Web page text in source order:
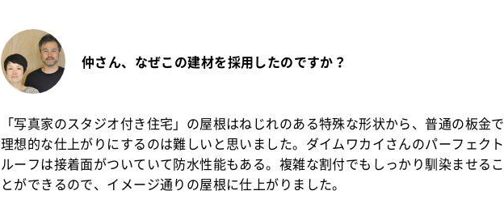
仲さん、なぜこの建材を採用したのですか？
「写真家のスタジオ付き住宅」の屋根はねじれのある特殊な形状から、普通の板金で
理想的な仕上がりにするのは難しいと思いました。ダイムワカイさんのパーフェクト
ルーフは接着面がついていて防水性能もある。複雑な割付でもしっかり馴染ませるこ
とができるので、イメージ通りの屋根に仕上がりました。